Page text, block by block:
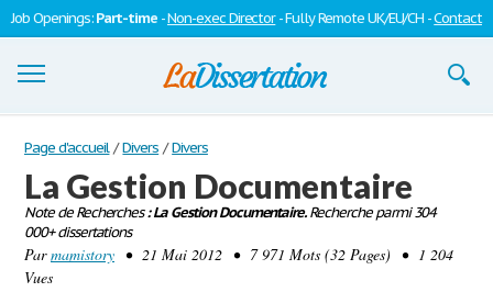
Job Openings:Part-time -Non-exec Director- Fully Remote UK/EU/CH -Contact
Dissertations
S'inscrire
Se connecter
Contactez-nous
Page d'accueil / Divers / Divers
La Gestion Documentaire
Note de Recherches: La Gestion Documentaire.Recherche parmi 304
000+ dissertations
Parmamistory • 21 Mai 2012 • 7 971 Mots (32 Pages) • 1 204
Vues